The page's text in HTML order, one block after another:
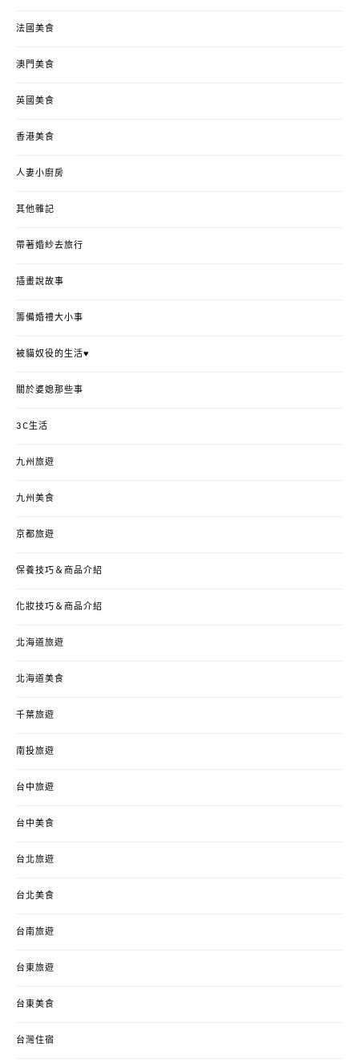
法國美食
澳門美食
英國美食
香港美食
人妻小廚房
其他雜記
帶著婚紗去旅行
插畫說故事
籌備婚禮大小事
被貓奴役的生活♥
關於婆媳那些事
3C生活
九州旅遊
九州美食
京都旅遊
保養技巧＆商品介紹
化妝技巧＆商品介紹
北海道旅遊
北海道美食
千葉旅遊
南投旅遊
台中旅遊
台中美食
台北旅遊
台北美食
台南旅遊
台東旅遊
台東美食
台灣住宿